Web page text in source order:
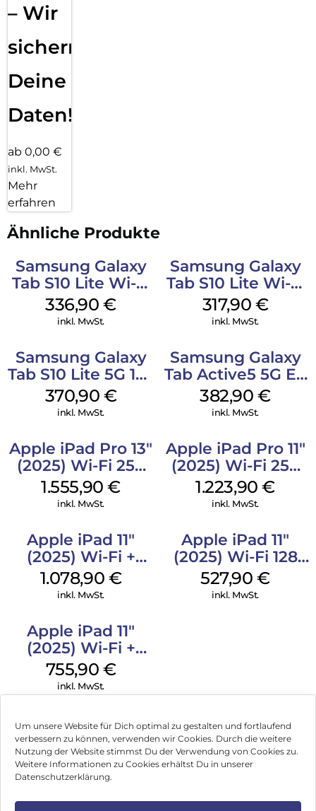
Um unsere Website für Dich optimal zu gestalten und fortlaufend
verbessern zu können, verwenden wir Cookies. Durch die weitere
Nutzung der Website stimmst Du der Verwendung von Cookies zu.
Weitere Informationen zu Cookies erhältst Du in unserer
Datenschutzerklärung.
– Wir
sichern
Deine
Daten!
ab 0,00 €
inkl. MwSt.
Mehr
erfahren
Ähnliche Produkte
Samsung Galaxy
Tab S10 Lite Wi-Fi
128 GB Silver
336,90€
inkl. MwSt.
Samsung Galaxy
Tab S10 Lite Wi-Fi
128 GB Gray
317,90 €
inkl. MwSt.
Samsung Galaxy
Tab S10 Lite 5G 128
GB Silver
370,90 €
inkl. MwSt.
Samsung Galaxy
Tab Active5 5G EE
128 GB Black
382,90€
inkl. MwSt.
Apple iPad Pro 13″
(2025) Wi-Fi 256
GB Standardglas
Space Schwarz
1.555,90€
inkl. MwSt.
Apple iPad Pro 11″
(2025) Wi-Fi 256
GB Standardglas
Space Schwarz
1.223,90€
inkl. MwSt.
Apple iPad 11″
(2025) Wi-Fi +
Cellular 512 GB
Gelb
1.078,90 €
inkl. MwSt.
Apple iPad 11″
(2025) Wi-Fi 128
GB Pink
527,90€
inkl. MwSt.
Apple iPad 11″
(2025) Wi-Fi +
Cellular 256 GB
Pink
755,90 €
inkl. MwSt.
Impressum